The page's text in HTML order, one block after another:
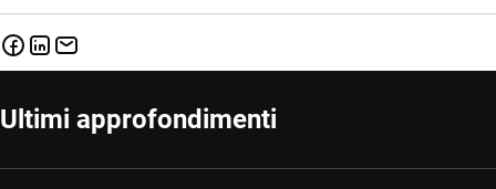
Ultimi approfondimenti